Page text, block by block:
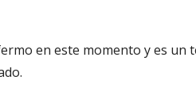
en este momento y es un